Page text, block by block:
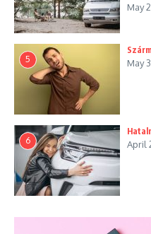
May
5 May
6 April